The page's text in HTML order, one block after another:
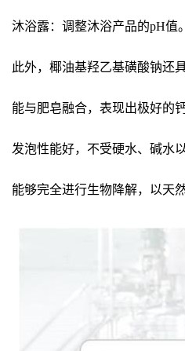
沐浴露：调整沐浴产品的pH值。
此外，椰油基羟乙基磺酸钠还
能与肥皂融合，表现出极好的
发泡性能好，不受硬水、碱水
能够完全进行生物降解，以天